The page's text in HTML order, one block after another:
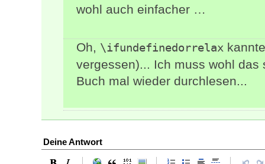
wohl auch einfacher …
Oh, \ifundefinedorrelax
vergessen)... Ich muss wohl
Buch mal wieder durchlesen...
Deine Antwort